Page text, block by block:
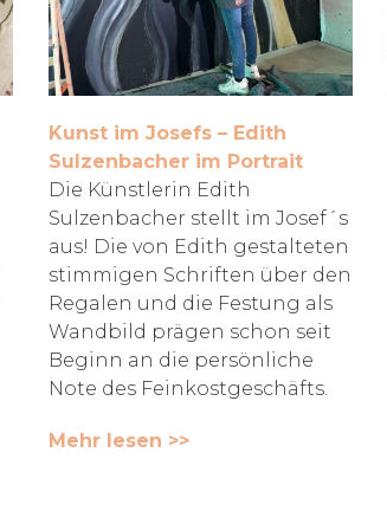
Kunst im Josefs – Edith
Sulzenbacher im Portrait
Die Künstlerin Edith
Sulzenbacher stellt im Josef´s
aus! Die von Edith gestalteten
stimmigen Schriften über den
Regalen und die Festung als
Wandbild prägen schon seit
Beginn an die persönliche
Note des Feinkostgeschäfts.
Mehr lesen >>